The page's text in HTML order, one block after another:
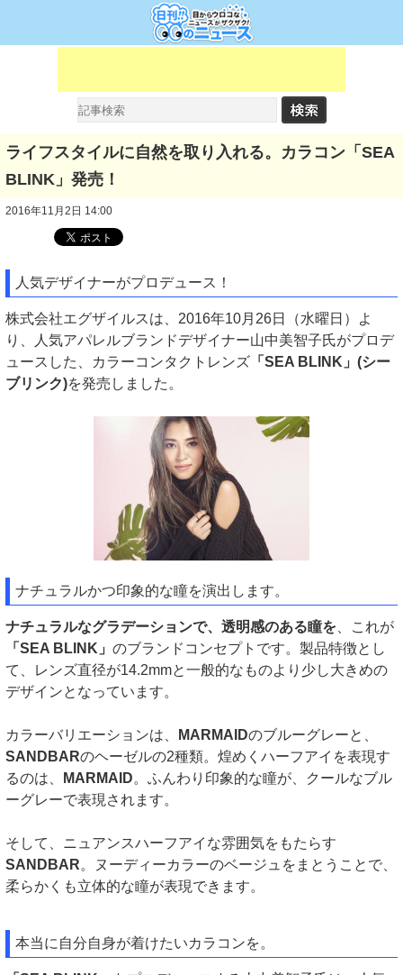
ライフスタイルに自然を取り入れる。カラコン「SEA
BLINK」発売！
2016年11月2日 14:00
人気デザイナーがプロデュース！
株式会社エグザイルスは、2016年10月26日（水曜日）よ
り、人気アパレルブランドデザイナー山中美智子氏がプロデ
ュースした、カラーコンタクトレンズ 「SEA BLINK」(シー
ブリンク)を発売しました。
ナチュラルかつ印象的な瞳を演出します。
ナチュラルなグラデーションで、透明感のある瞳を 、これが
「SEA BLINK」 のブランドコンセプトです。製品特徴とし
て、レンズ直径が14.2mmと一般的なものより少し大きめの
デザインとなっています。
カラーバリエーションは、 MARMAIDのブルーグレーと、
SANDBARのヘーゼルの2種類。煌めくハーフアイを表現す
るのは、
MARMAID。ふんわり印象的な瞳が、クールなブル
ーグレーで表現されます。
そして、ニュアンスハーフアイな雰囲気をもたらす
SANDBAR。ヌーディーカラーのベージュをまとうことで、
柔らかくも立体的な瞳が表現できます。
本当に自分自身が着けたいカラコンを。